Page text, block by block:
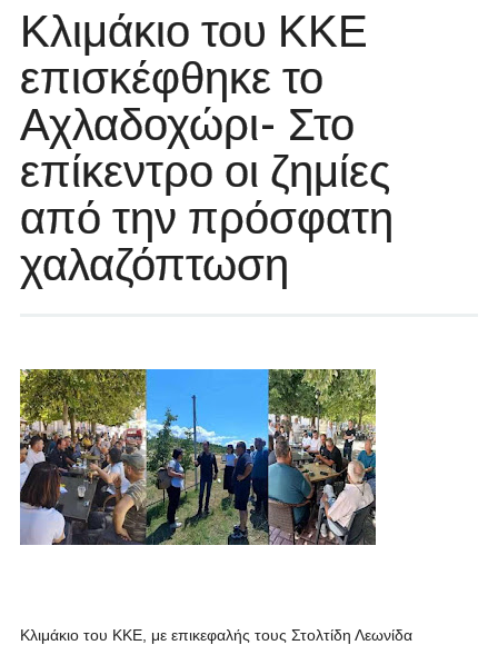
Κλιμάκιο του ΚΚΕ
επισκέφθηκε το
Αχλαδοχώρι- Στο
επίκεντρο οι ζημίες
από την πρόσφατη
χαλαζόπτωση
Κλιμάκιο του ΚΚΕ, με επικεφαλής τους Στολτίδη Λεωνίδα